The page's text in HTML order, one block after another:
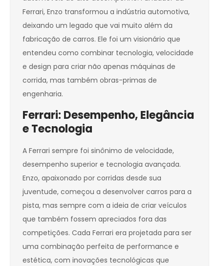
Ferrari, Enzo transformou a indústria automotiva,
deixando um legado que vai muito além da
fabricação de carros. Ele foi um visionário que
entendeu como combinar tecnologia, velocidade
e design para criar não apenas máquinas de
corrida, mas também obras-primas de
engenharia.
Ferrari: Desempenho, Elegância
e Tecnologia
A Ferrari sempre foi sinônimo de velocidade,
desempenho superior e tecnologia avançada.
Enzo, apaixonado por corridas desde sua
juventude, começou a desenvolver carros para a
pista, mas sempre com a ideia de criar veículos
que também fossem apreciados fora das
competições. Cada Ferrari era projetada para ser
uma combinação perfeita de performance e
estética, com inovações tecnológicas que